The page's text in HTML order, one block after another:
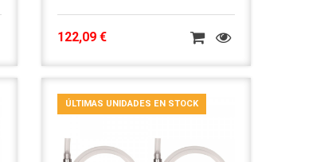
122,09 €
ÚLTIMAS UNIDADES EN STOCK